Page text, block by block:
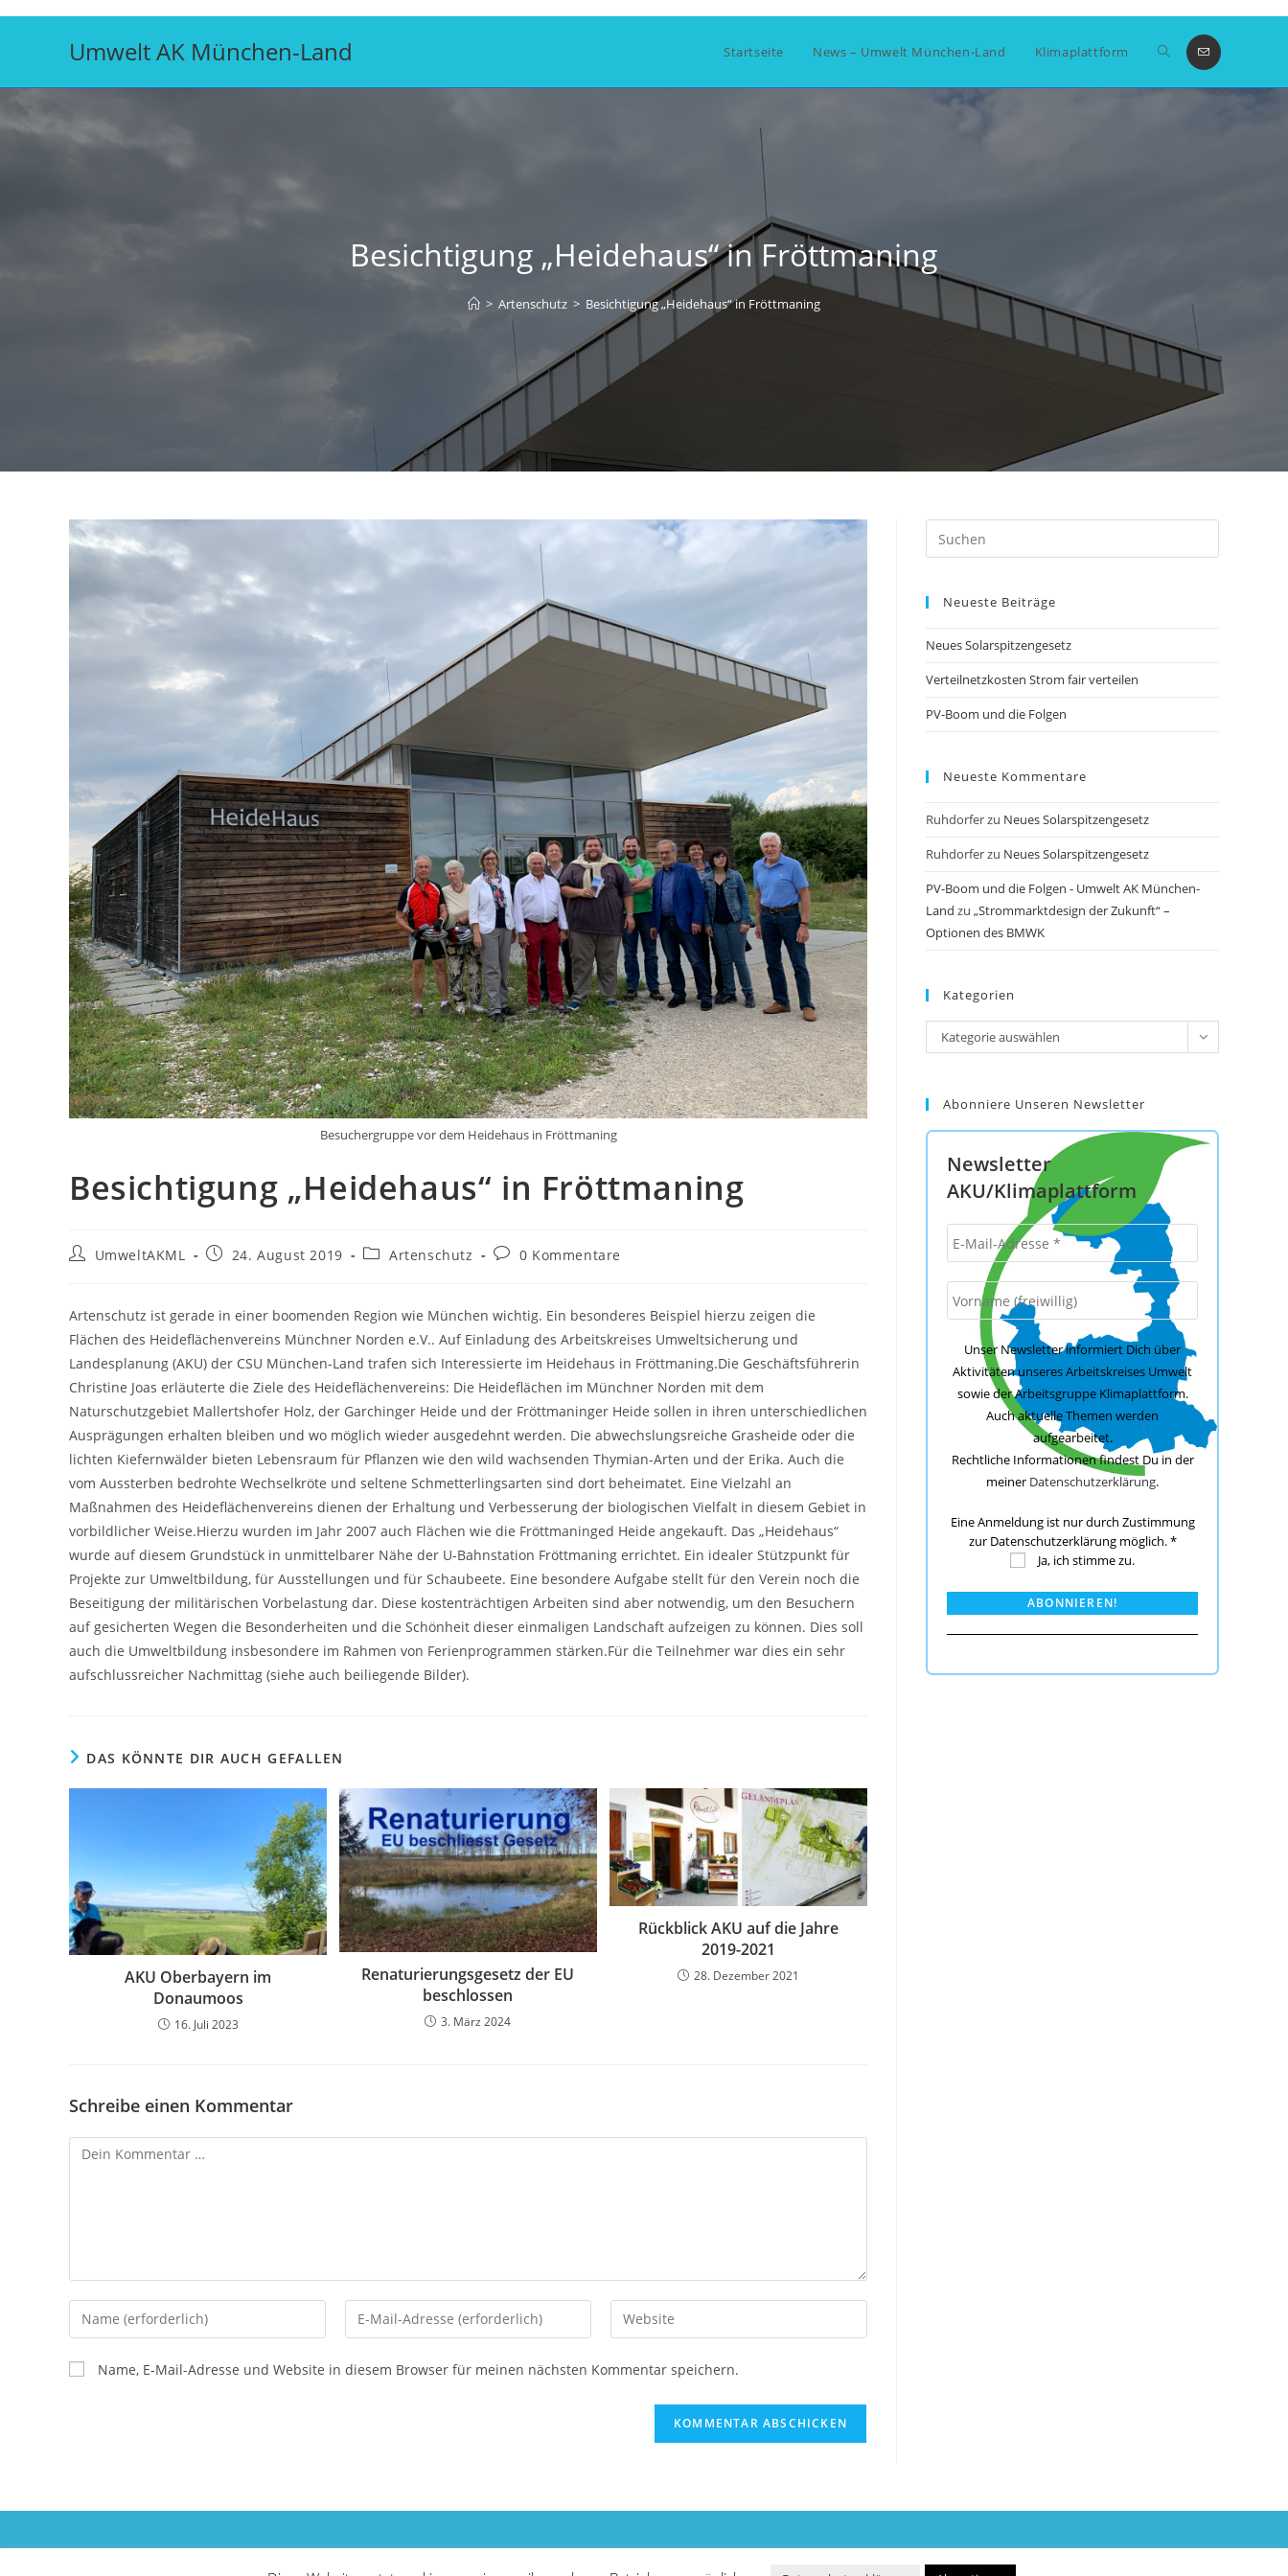
Umwelt AK München-Land Startseite News – Umwelt München-Land Klimaplattform Website-
Besichtigung „Heidehaus“ in Fröttmaning
> Artenschutz > Besichtigung „Heidehaus“ in Fröttmaning
Besuchergruppe vor dem Heidehaus in Fröttmaning
Besichtigung „Heidehaus“ in Fröttmaning
Beitrags-
UmweltAKML
Beitrag24. August 2019
Beitrags-
Artenschutz
Beitrags-
0 Kommentare
Artenschutz ist gerade in einer boomenden Region wie München wichtig. Ein besonderes Beispiel hierzu zeigen die
Flächen des Heideflächenvereins Münchner Norden e.V.. Auf Einladung des Arbeitskreises Umweltsicherung und
Landesplanung (AKU) der CSU München-Land trafen sich Interessierte im Heidehaus in Fröttmaning.Die Geschäftsführerin
Christine Joas erläuterte die Ziele des Heideflächenvereins: Die Heideflächen im Münchner Norden mit dem
Naturschutzgebiet Mallertshofer Holz, der Garchinger Heide und der Fröttmaninger Heide sollen in ihren unterschiedlichen
Ausprägungen erhalten bleiben und wo möglich wieder ausgedehnt werden. Die abwechslungsreiche Grasheide oder die
lichten Kiefernwälder bieten Lebensraum für Pflanzen wie den wild wachsenden Thymian-Arten und der Erika. Auch die
vom Aussterben bedrohte Wechselkröte und seltene Schmetterlingsarten sind dort beheimatet. Eine Vielzahl an
Maßnahmen des Heideflächenvereins dienen der Erhaltung und Verbesserung der biologischen Vielfalt in diesem Gebiet in
vorbildlicher Weise.Hierzu wurden im Jahr 2007 auch Flächen wie die Fröttmaninged Heide angekauft. Das „Heidehaus“
wurde auf diesem Grundstück in unmittelbarer Nähe der U-Bahnstation Fröttmaning errichtet. Ein idealer Stützpunkt für
Projekte zur Umweltbildung, für Ausstellungen und für Schaubeete. Eine besondere Aufgabe stellt für den Verein noch die
Beseitigung der militärischen Vorbelastung dar. Diese kostenträchtigen Arbeiten sind aber notwendig, um den Besuchern
auf gesicherten Wegen die Besonderheiten und die Schönheit dieser einmaligen Landschaft aufzeigen zu können. Dies soll
auch die Umweltbildung insbesondere im Rahmen von Ferienprogrammen stärken.Für die Teilnehmer war dies ein sehr
aufschlussreicher Nachmittag (siehe auch beiliegende Bilder).
DAS KÖNNTE DIR AUCH GEFALLEN
AKU Oberbayern im
Donaumoos
16. Juli 2023
Renaturierungsgesetz der EU
beschlossen
3. März 2024
Rückblick AKU auf die Jahre
2019-2021
28. Dezember 2021
Schreibe einen Kommentar
Kommentar
Gib
deinen
Namen
oder
Gib
deine
Gib
deine
Name, E-Mail-Adresse und Website in diesem Browser für meinen nächsten Kommentar speichern.
Escape
Neueste Beiträge
Neues Solarspitzengesetz
Verteilnetzkosten Strom fair verteilen
PV-Boom und die Folgen
Neueste Kommentare
Ruhdorferzu Neues Solarspitzengesetz
Ruhdorferzu Neues Solarspitzengesetz
PV-Boom und die Folgen - Umwelt AK München-
Land zu „Strommarktdesign der Zukunft“ –
Optionen des BMWK
Kategorien
Kategorien
Kategorie auswählen
Abonniere Unseren Newsletter
Newsletter
AKU/Klimaplattform
Unser Newsletter informiert Dich über
Aktivitäten unseres Arbeitskreises Umwelt
sowie der Arbeitsgruppe Klimaplattform.
Auch aktuelle Themen werden
aufgearbeitet.
Rechtliche Informationen findest Du in der
meiner Datenschutzerklärung.
Eine Anmeldung ist nur durch Zustimmung
zur Datenschutzerklärung möglich.*
Ja, ich stimme zu.